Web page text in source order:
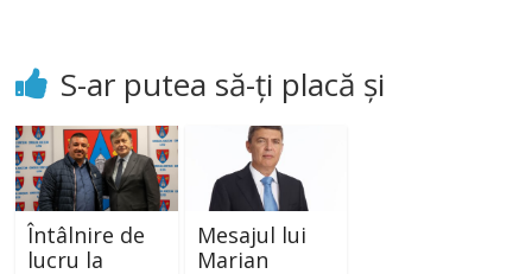
S-ar putea să-ți placă și
Întâlnire de
lucru la
Mesajul lui
Marian